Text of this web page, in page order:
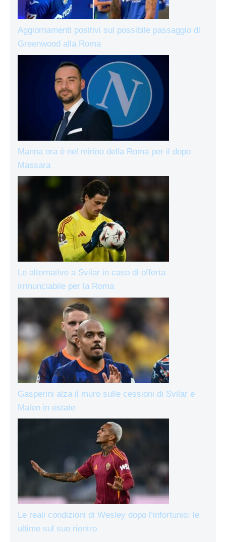
Aggiornamenti positivi sul possibile passaggio di
Greenwood alla Roma
Manna ora è nel mirino della Roma per il dopo
Massara
Le alternative a Svilar in caso di offerta
irrinunciabile per la Roma
Gasperini alza il muro sulle cessioni di Svilar e
Malen in estate
Le reali condizioni di Wesley dopo l’infortunio: le
ultime sul suo rientro